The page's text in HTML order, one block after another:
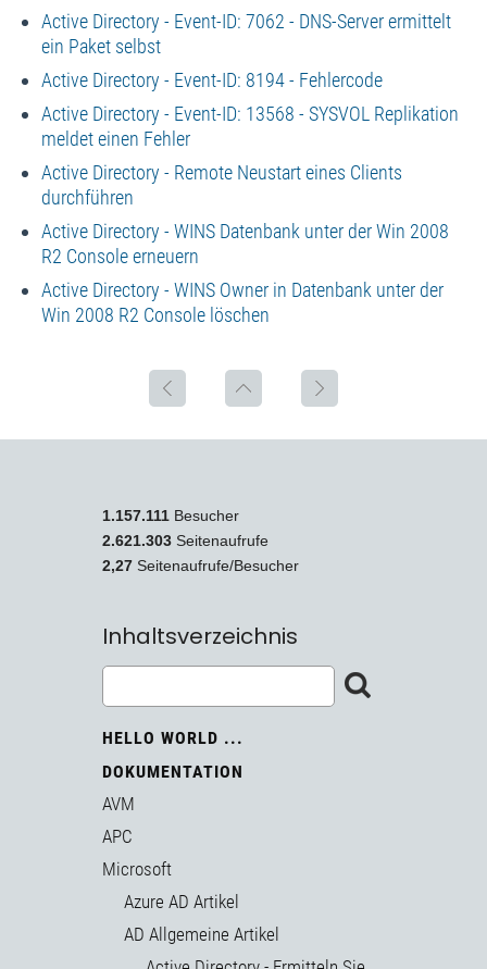
Active Directory - Event-ID: 7062 - DNS-Server ermittelt
ein Paket selbst
Active Directory - Event-ID: 8194 - Fehlercode
Active Directory - Event-ID: 13568 - SYSVOL Replikation
meldet einen Fehler
Active Directory - Remote Neustart eines Clients
durchführen
Active Directory - WINS Datenbank unter der Win 2008
R2 Console erneuern
Active Directory - WINS Owner in Datenbank unter der
Win 2008 R2 Console löschen
1.157.111 Besucher
2.621.303 Seitenaufrufe
2,27 Seitenaufrufe/Besucher
Inhaltsverzeichnis
HELLO WORLD ...
DOKUMENTATION
AVM
APC
Microsoft
Azure AD Artikel
AD Allgemeine Artikel